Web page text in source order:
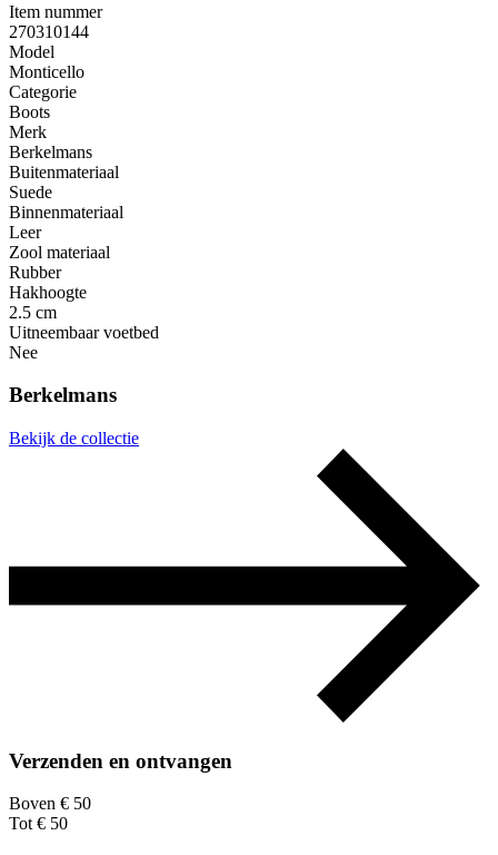
Item nummer
270310144
Model
Monticello
Categorie
Boots
Merk
Berkelmans
Buitenmateriaal
Suede
Binnenmateriaal
Leer
Zool materiaal
Rubber
Hakhoogte
2.5 cm
Uitneembaar voetbed
Nee
Berkelmans
Bekijk de collectie
Verzenden en ontvangen
Boven € 50
Tot € 50